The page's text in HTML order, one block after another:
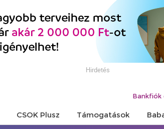
Hirdetés
Bankfiók
CSOK Plusz Támogatások